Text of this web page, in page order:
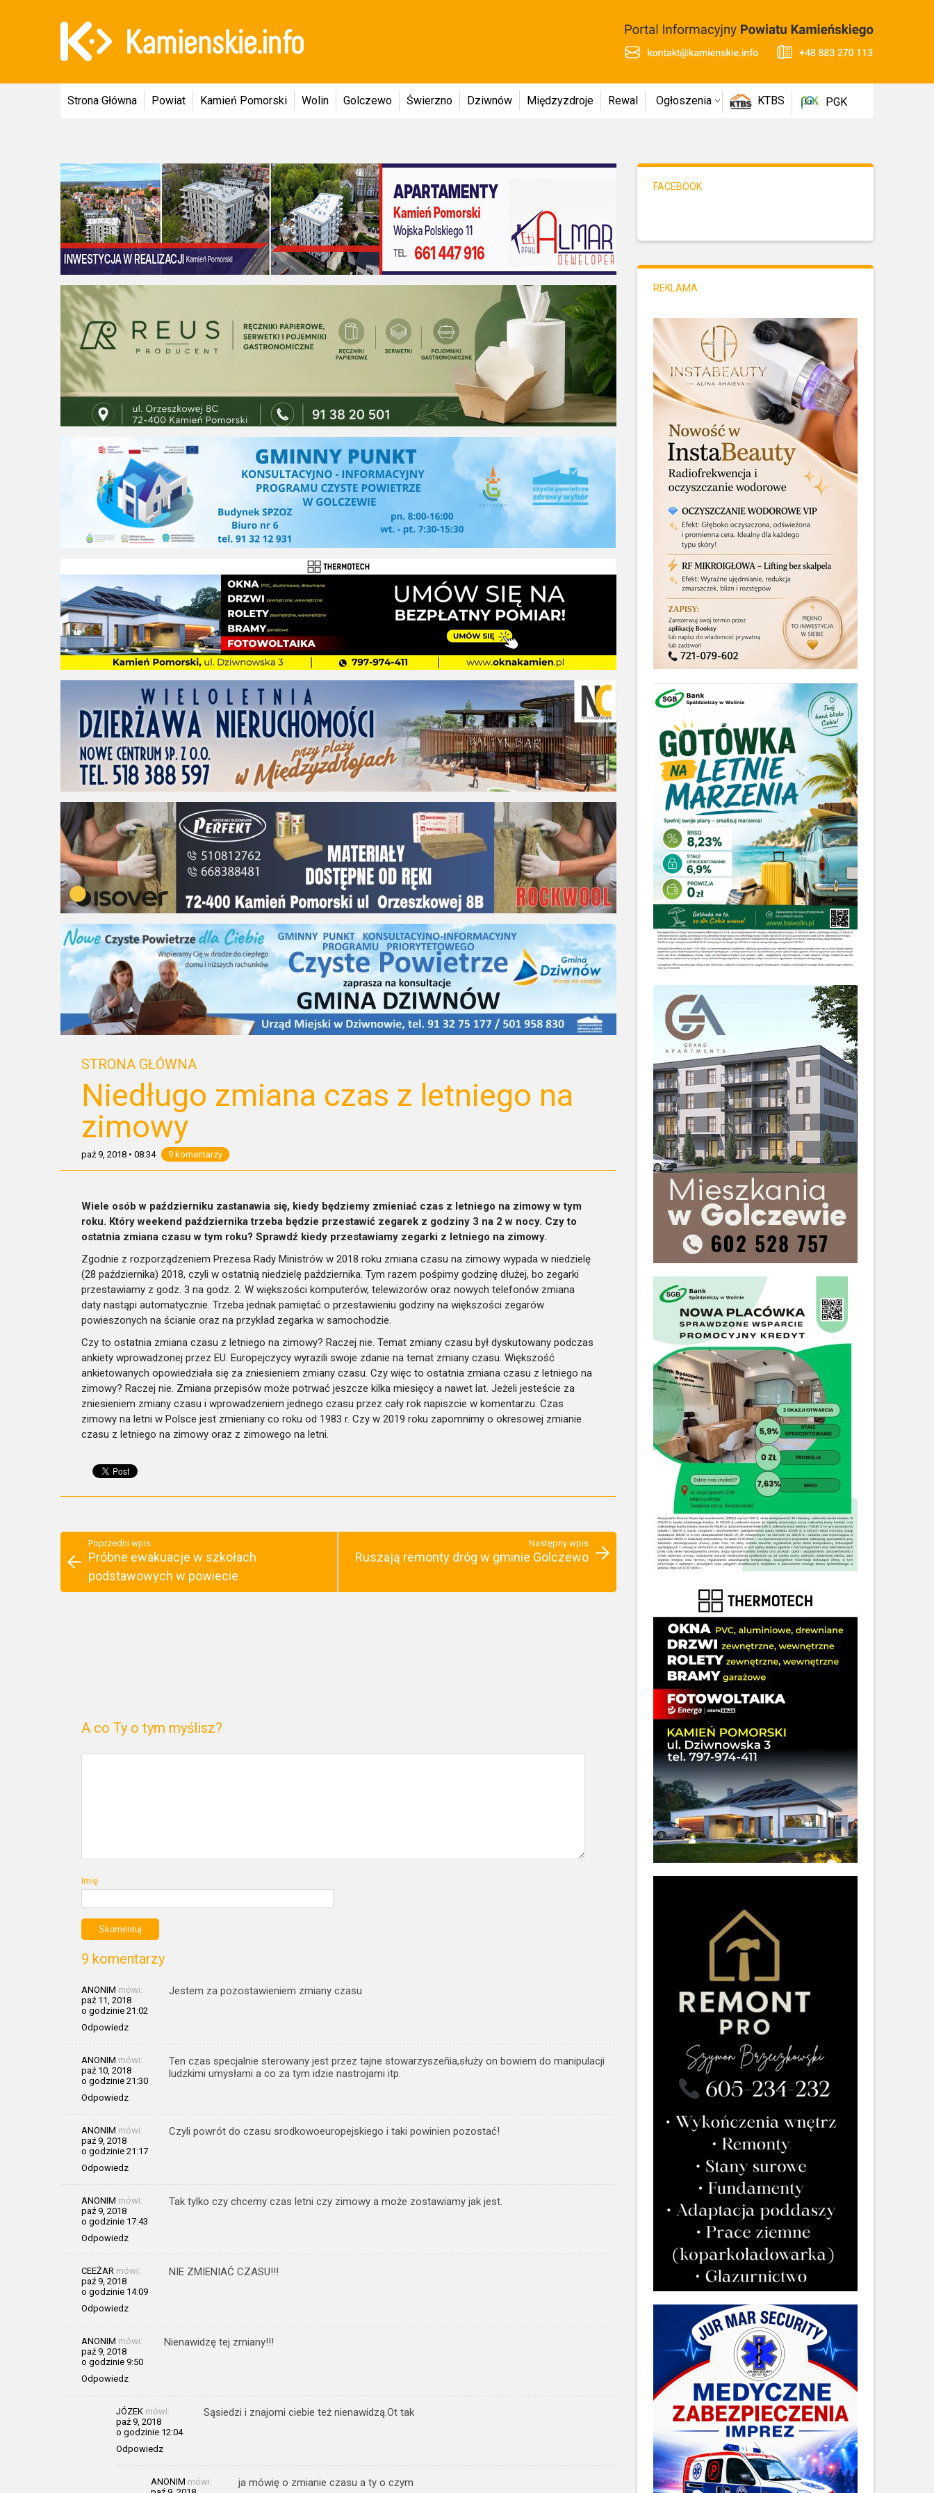
Strona Główna Powiat Kamień Pomorski Wolin Golczewo Świerzno Dziwnów Międzyzdroje Rewal Ogłoszenia KTBS PGK
STRONA GŁÓWNA
Niedługo zmiana czas z letniego na
zimowy
paź 9, 2018 • 08:34 9 komentarzy
Wiele osób w październiku zastanawia się, kiedy będziemy zmieniać czas z letniego na zimowy w tym
roku. Który weekend października trzeba będzie przestawić zegarek z godziny 3 na 2 w nocy. Czy to
ostatnia zmiana czasu w tym roku? Sprawdź kiedy przestawiamy zegarki z letniego na zimowy.
Zgodnie z rozporządzeniem Prezesa Rady Ministrów w 2018 roku zmiana czasu na zimowy wypada w niedzielę
(28 października) 2018, czyli w ostatnią niedzielę października. Tym razem pośpimy godzinę dłużej, bo zegarki
przestawiamy z godz. 3 na godz. 2. W większości komputerów, telewizorów oraz nowych telefonów zmiana
daty nastąpi automatycznie. Trzeba jednak pamiętać o przestawieniu godziny na większości zegarów
powieszonych na ścianie oraz na przykład zegarka w samochodzie.
Czy to ostatnia zmiana czasu z letniego na zimowy? Raczej nie. Temat zmiany czasu był dyskutowany podczas
ankiety wprowadzonej przez EU. Europejczycy wyrazili swoje zdanie na temat zmiany czasu. Większość
ankietowanych opowiedziała się za zniesieniem zmiany czasu. Czy więc to ostatnia zmiana czasu z letniego na
zimowy? Raczej nie. Zmiana przepisów może potrwać jeszcze kilka miesięcy a nawet lat. Jeżeli jesteście za
zniesieniem zmiany czasu i wprowadzeniem jednego czasu przez cały rok napiszcie w komentarzu. Czas
zimowy na letni w Polsce jest zmieniany co roku od 1983 r. Czy w 2019 roku zapomnimy o okresowej zmianie
czasu z letniego na zimowy oraz z zimowego na letni.
Poprzedni wpis
Próbne ewakuacje w szkołach
podstawowych w powiecie
Następny wpis
Ruszają remonty dróg w gminie Golczewo
A co Ty o tym myślisz?
Imię
9 komentarzy
ANONIM mówi:
paź 11, 2018
o godzinie 21:02
Odpowiedz
Jestem za pozostawieniem zmiany czasu
ANONIM mówi:
paź 10, 2018
o godzinie 21:30
Odpowiedz
Ten czas specjalnie sterowany jest przez tajne stowarzyszeñia,służy on bowiem do manipulacji
ludzkimi umysłami a co za tym idzie nastrojami itp.
ANONIM mówi:
paź 9, 2018
o godzinie 21:17
Odpowiedz
Czyli powrót do czasu srodkowoeuropejskiego i taki powinien pozostać!
ANONIM mówi:
paź 9, 2018
o godzinie 17:43
Odpowiedz
Tak tylko czy chcemy czas letni czy zimowy a może zostawiamy jak jest.
CEEŻAR mówi:
paź 9, 2018
o godzinie 14:09
Odpowiedz
NIE ZMIENIAĆ CZASU!!!
ANONIM mówi:
paź 9, 2018
o godzinie 9:50
Odpowiedz
Nienawidzę tej zmiany!!!
JÓZEK mówi:
paź 9, 2018
o godzinie 12:04
Odpowiedz
Sąsiedzi i znajomi ciebie też nienawidzą.Ot tak
ANONIM mówi:
ja mówię o zmianie czasu a ty o czym
FACEBOOK
REKLAMA